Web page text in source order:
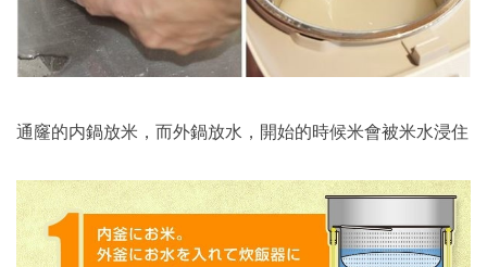
通窿的内鍋放米，而外鍋放水，開始的時候米會被米水浸住